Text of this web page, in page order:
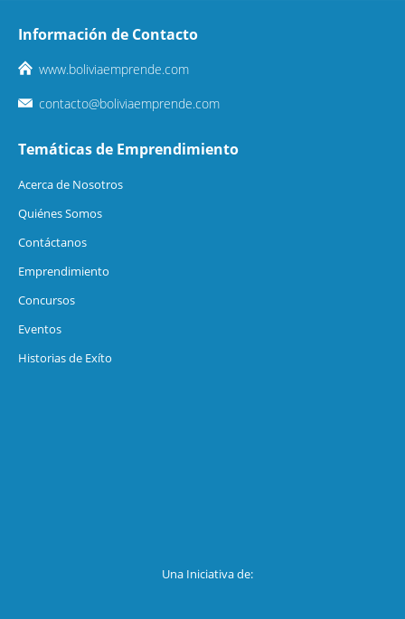
Información de Contacto
www.boliviaemprende.com
contacto@boliviaemprende.com
Temáticas de Emprendimiento
Acerca de Nosotros
Quiénes Somos
Contáctanos
Emprendimiento
Concursos
Eventos
Historias de Exíto
Una Iniciativa de: